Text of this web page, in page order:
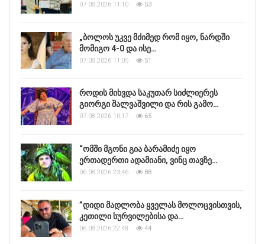
07.08.2026 11:10 53
„ბოლოს უკვე მძიმედ რომ იყო, ნარდში
მომიგო 4-0 და ისე…
07.08.2026 11:05 51
როდის მიხვდა საკუთარ სიძლიერეს
გიორგი შალვაშვილი და რის გამო…
07.08.2026 10:17 65
“ომში მგონი გია ბარამიძე იყო
ერთადერთი ადამიანი, ვინც თავზე…
06.08.2026 23:46 88
”დიდი მადლობა ყველას მოლოცვისთვის,
კეთილი სურვილებისა და…
06.08.2026 22:48 44